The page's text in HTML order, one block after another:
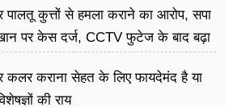
पालतू कुत्तों से हमला कराने का आरोप, सपा
पर केस दर्ज, CCTV फुटेज के बाद बढ़ा
कराना सेहत के लिए फायदेमंद है या
की राय